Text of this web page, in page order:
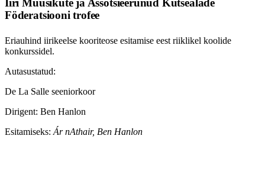
Föderatsiooni trofee
Eriauhind iirikeelse kooriteose esitamise eest riiklikel koolide
konkurssidel.
Autasustatud:
De La Salle seeniorkoor
Dirigent: Ben Hanlon
Esitamiseks:Ár nAthair, Ben Hanlon